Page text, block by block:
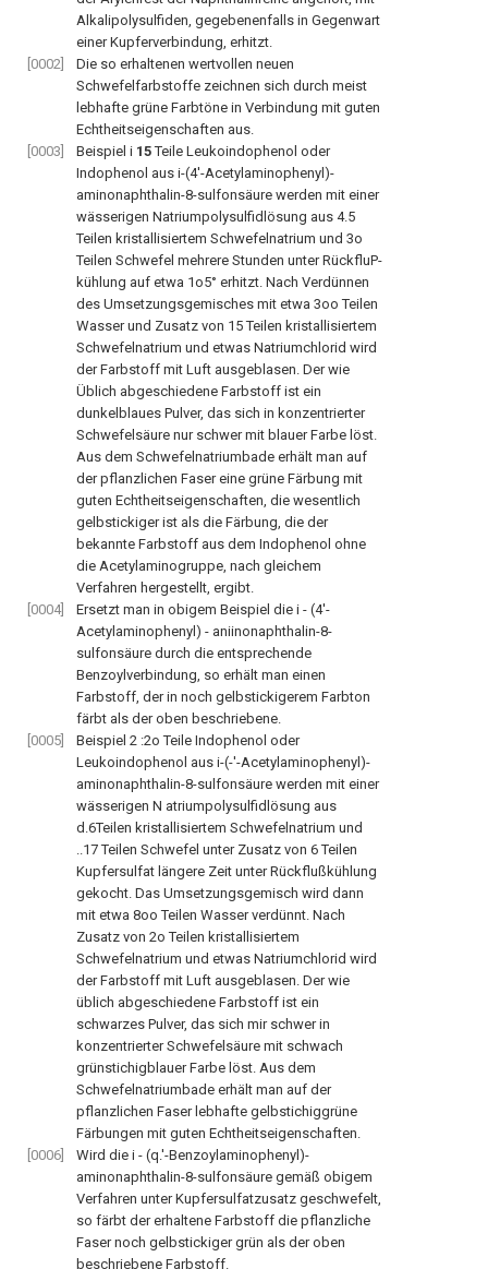
Alkalipolysulfiden, gegebenenfalls in Gegenwart
einer Kupferverbindung, erhitzt.
[0002]
Die so erhaltenen wertvollen neuen
Schwefelfarbstoffe zeichnen sich durch meist
lebhafte grüne Farbtöne in Verbindung mit guten
Echtheitseigenschaften aus.
[0003]
Beispiel i 15Teile Leukoindophenol oder
Indophenol aus i-(4'-Acetylaminophenyl)-
aminonaphthalin-8-sulfonsäure werden mit einer
wässerigen Natriumpolysulfidlösung aus 4.5
Teilen kristallisiertem Schwefelnatrium und 3o
Teilen Schwefel mehrere Stunden unter RückfluP-
kühlung auf etwa 1o5° erhitzt. Nach Verdünnen
des Umsetzungsgemisches mit etwa 3oo Teilen
Wasser und Zusatz von 15 Teilen kristallisiertem
Schwefelnatrium und etwas Natriumchlorid wird
der Farbstoff mit Luft ausgeblasen. Der wie
Üblich abgeschiedene Farbstoff ist ein
dunkelblaues Pulver, das sich in konzentrierter
Schwefelsäure nur schwer mit blauer Farbe löst.
Aus dem Schwefelnatriumbade erhält man auf
der pflanzlichen Faser eine grüne Färbung mit
guten Echtheitseigenschaften, die wesentlich
gelbstickiger ist als die Färbung, die der
bekannte Farbstoff aus dem Indophenol ohne
die Acetylaminogruppe, nach gleichem
Verfahren hergestellt, ergibt.
[0004]
Ersetzt man in obigem Beispiel die i - (4'-
Acetylaminophenyl) - aniinonaphthalin-8-
sulfonsäure durch die entsprechende
Benzoylverbindung, so erhält man einen
Farbstoff, der in noch gelbstickigerem Farbton
färbt als der oben beschriebene.
[0005]
Beispiel 2 :2o Teile Indophenol oder
Leukoindophenol aus i-(-'-Acetylaminophenyl)-
aminonaphthalin-8-sulfonsäure werden mit einer
wässerigen N atriumpolysulfidlösung aus
d.6Teilen kristallisiertem Schwefelnatrium und
..17 Teilen Schwefel unter Zusatz von 6 Teilen
Kupfersulfat längere Zeit unter Rückflußkühlung
gekocht. Das Umsetzungsgemisch wird dann
mit etwa 8oo Teilen Wasser verdünnt. Nach
Zusatz von 2o Teilen kristallisiertem
Schwefelnatrium und etwas Natriumchlorid wird
der Farbstoff mit Luft ausgeblasen. Der wie
üblich abgeschiedene Farbstoff ist ein
schwarzes Pulver, das sich mir schwer in
konzentrierter Schwefelsäure mit schwach
grünstichigblauer Farbe löst. Aus dem
Schwefelnatriumbade erhält man auf der
pflanzlichen Faser lebhafte gelbstichiggrüne
Färbungen mit guten Echtheitseigenschaften.
[0006]
Wird die i - (q.'-Benzoylaminophenyl)-
aminonaphthalin-8-sulfonsäure gemäß obigem
Verfahren unter Kupfersulfatzusatz geschwefelt,
so färbt der erhaltene Farbstoff die pflanzliche
Faser noch gelbstickiger grün als der oben
beschriebene Farbstoff.